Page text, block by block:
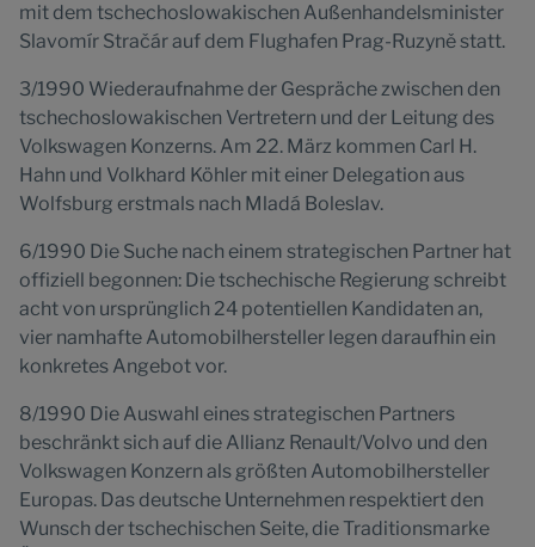
mit dem tschechoslowakischen Außenhandelsminister
Slavomír Stračár auf dem Flughafen Prag-Ruzyně statt.
3/1990 Wiederaufnahme der Gespräche zwischen den
tschechoslowakischen Vertretern und der Leitung des
Volkswagen Konzerns. Am 22. März kommen Carl H.
Hahn und Volkhard Köhler mit einer Delegation aus
Wolfsburg erstmals nach Mladá Boleslav.
6/1990 Die Suche nach einem strategischen Partner hat
offiziell begonnen: Die tschechische Regierung schreibt
acht von ursprünglich 24 potentiellen Kandidaten an,
vier namhafte Automobilhersteller legen daraufhin ein
konkretes Angebot vor.
8/1990 Die Auswahl eines strategischen Partners
beschränkt sich auf die Allianz Renault/Volvo und den
Volkswagen Konzern als größten Automobilhersteller
Europas. Das deutsche Unternehmen respektiert den
Wunsch der tschechischen Seite, die Traditionsmarke